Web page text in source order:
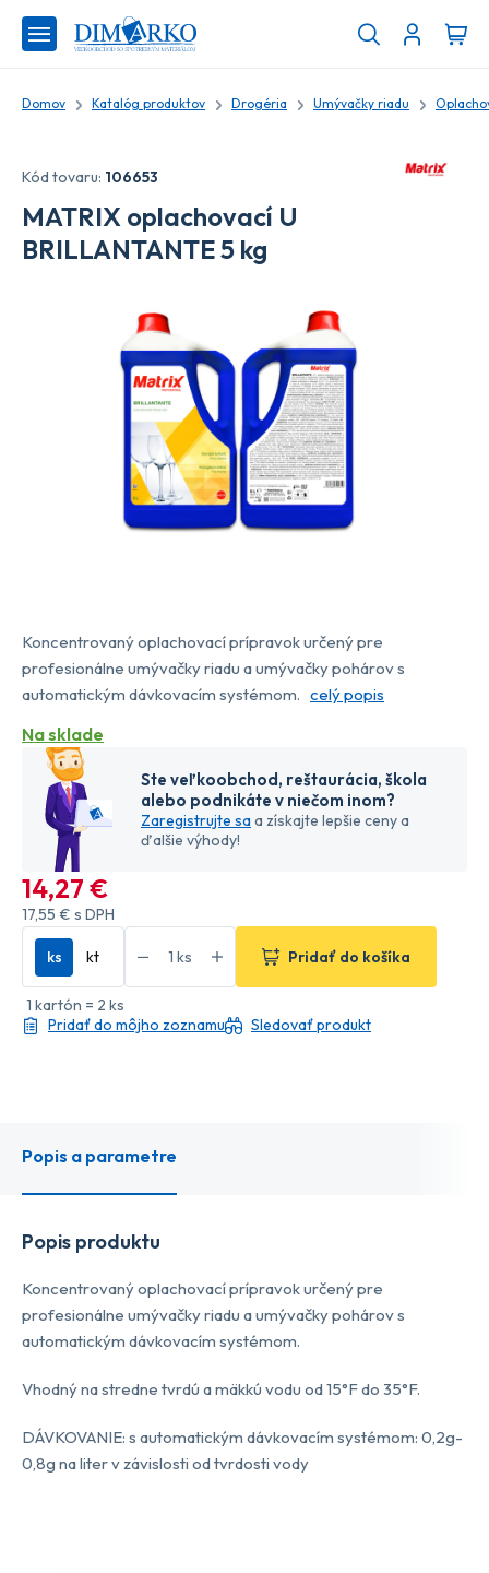
Domov Katalóg produktov Drogéria Umývačky riadu
MATRIX oplachovací U
BRILLANTANTE 5 kg
Kód tovaru: 106653
Koncentrovaný oplachovací prípravok určený pre
profesionálne umývačky riadu a umývačky pohárov s
automatickým dávkovacím systémom. celý popis
Na sklade
14,27 €
17,55 € s DPH
Ste veľkoobchod, reštaurácia, škola
alebo podnikáte v niečom inom?
Zaregistrujte saa získajte lepšie ceny a
ďalšie výhody!
ks kt Pridať do košíka
1 kartón = 2 ks
Pridať do môjho zoznamu
Sledovať produkt
Popis a parametre
Popis produktu
Koncentrovaný oplachovací prípravok určený pre
profesionálne umývačky riadu a umývačky pohárov s
automatickým dávkovacím systémom.
Vhodný na stredne tvrdú a mäkkú vodu od 15°F do 35°F.
DÁVKOVANIE: s automatickým dávkovacím systémom: 0,2g-
0,8g na liter v závislosti od tvrdosti vody